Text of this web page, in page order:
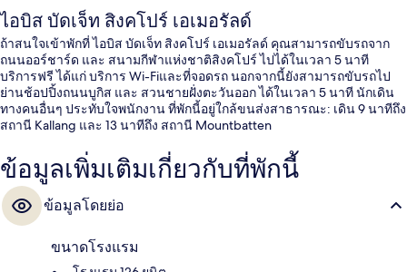
ไอบิส บัดเจ็ท สิงคโปร์ เอเมอรัลด์
ถ้าสนใจเข้าพักที่ ไอบิส บัดเจ็ท สิงคโปร์ เอเมอรัลด์ คุณสามารถขับรถจาก
ถนนออร์ชาร์ด และ สนามกีฬาแห่งชาติสิงคโปร์ ไปได้ในเวลา 5 นาที
บริการฟรี ได้แก่ บริการ Wi-Fiและที่จอดรถ นอกจากนี้ยังสามารถขับรถไป
ย่านช้อปปิ้งถนนบูกิส และ สวนชายฝั่งตะวันออก ได้ในเวลา 5 นาที นักเดิน
ทางคนอื่นๆ ประทับใจพนักงาน ที่พักนี้อยู่ใกล้ขนส่งสาธารณะ: เดิน 9 นาทีถึง
สถานี Kallang และ 13 นาทีถึง สถานี Mountbatten
ข้อมูลเพิ่มเติมเกี่ยวกับที่พักนี้
ข้อมูลโดยย่อ
ขนาดโรงแรม